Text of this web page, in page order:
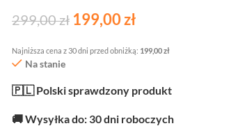
299,00zł 199,00zł
Najniższa cena z 30 dni przed obniżką: 199,00zł
Na stanie
🇵🇱 Polski sprawdzony produkt
🚚 Wysyłka do: 30 dni roboczych